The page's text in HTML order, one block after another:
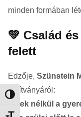
Nagy kontraszt váltása
minden formában
💚 Család
felett
Edzője, Szünstein
tanítványáról:
„Ezek nélkül a